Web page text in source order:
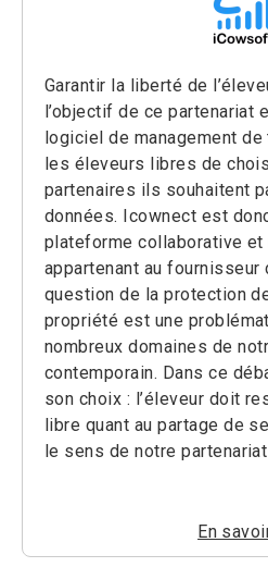
Garantir la liberté de
l’objectif de ce partenariat
logiciel de management
les éleveurs libres de
partenaires ils souhaitent
données. Icownect est
plateforme collaborative et
appartenant au fournisseur
question de la protection
propriété est une
nombreux domaines de
contemporain. Dans ce
son choix : l’éleveur doit
libre quant au partage de
le sens de notre
En